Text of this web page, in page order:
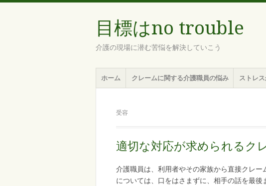
目標はno trouble
介護の現場に潜む苦悩を解決していこう
メ
ニ
コ
ンホーム クレームに関する介護職員の悩み ストレ
受容
適切な対応が求められるク
介護職員は、利用者やその家族から直接クレ
については、口をはさまずに、相手の話を最